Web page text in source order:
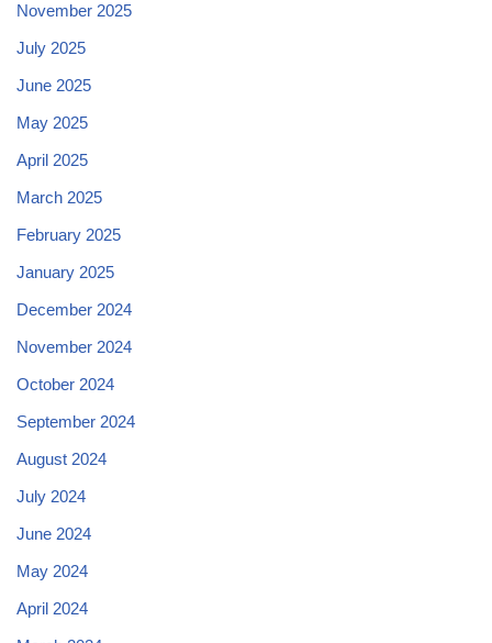
November 2025
July 2025
June 2025
May 2025
April 2025
March 2025
February 2025
January 2025
December 2024
November 2024
October 2024
September 2024
August 2024
July 2024
June 2024
May 2024
April 2024